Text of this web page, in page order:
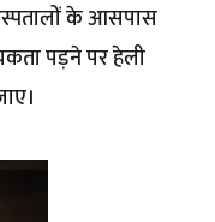
के आसपास
पड़ने पर हेली